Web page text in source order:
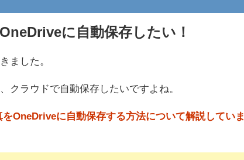
に自動保存したい！
ました。
クラウドで自動保存したいですよね。
OneDriveに自動保存する方法について解説していま